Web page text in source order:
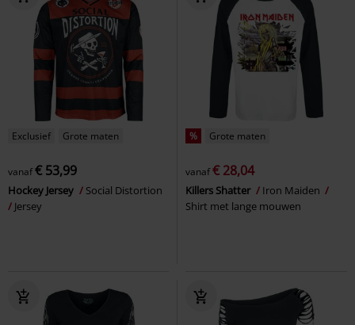
Exclusief Grote maten
vanaf€ 53,99
Hockey Jersey
Social Distortion
Jersey
% Grote maten
vanaf€ 28,04
Killers Shatter
Iron Maiden
Shirt met lange mouwen